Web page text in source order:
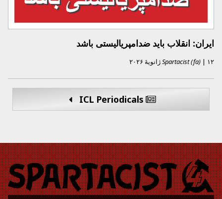
ایران: انقلاب باید ضد‌امپریالیستی باشد
Spartacist (fa) | ۱۲ ژانویهٔ ۲۰۲۶
ICL Periodicals